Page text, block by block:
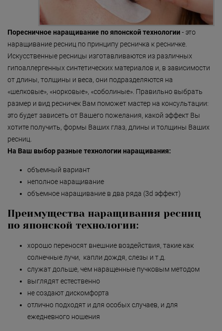
Поресничное наращивание по японской технологии- это
наращивание ресниц по принципу ресничка к ресничке.
Искусственные ресницы изготавливаются из различных
гипоаллергенных синтетических материалов и, в зависимости
от длины, толщины и веса, они подразделяются на
«шелковые», «норковые», «соболиные». Правильно выбрать
размер и вид ресничек Вам поможет мастер на консультации:
это будет зависеть от Вашего пожелания, какой эффект Вы
хотите получить, формы Ваших глаз, длины и толщины Ваших
ресниц.
На Ваш выбор разные технологии наращивания:
объемный вариант
неполное наращивание
объемное наращивание в два ряда (3d эффект)
Преимущества наращивания ресниц
по японской технологии:
хорошо переносят внешние воздействия, такие как
солнечные лучи, капли дождя, слезы и т.д.
служат дольше, чем наращенные пучковым методом
выглядят естественно
не создают дискомфорта
отлично подходят и для особых случаев, и для
ежедневного ношения
аппарате Ellipse
Ультразвуковая
Локальным
RF-терапия на
TriPollar (Израиль)
Аппаратная чистка
лица Hydraclean
Франция)
«Detoxygene»
«Beauty-ассорти»
«Леди Совершенство»
«Коруги»
«Секрет Красоты»
«Гармония»
«Only for Men»
«Mirific»
«Здоровая спина»
«Гранатовая
Безмятежность»
«Роман с камнем»
«Магия массажа»
«Мудрость Тибета»
«Шоколадный Релакс»
«SPA-отпуск в Тибете»